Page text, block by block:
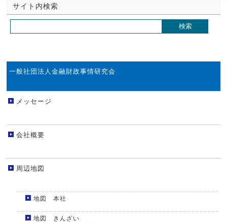
サイト内検索
一般社団法人金融財政事情研究会
メッセージ
会社概要
周辺地図
地図 本社
地図 きんざい